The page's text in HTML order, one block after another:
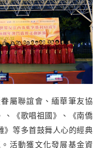
屬聯誼會、緬華筆友協
、《歌唱祖國》、《南僑
》等多首鼓舞人心的經典
活動獲文化發展基金資